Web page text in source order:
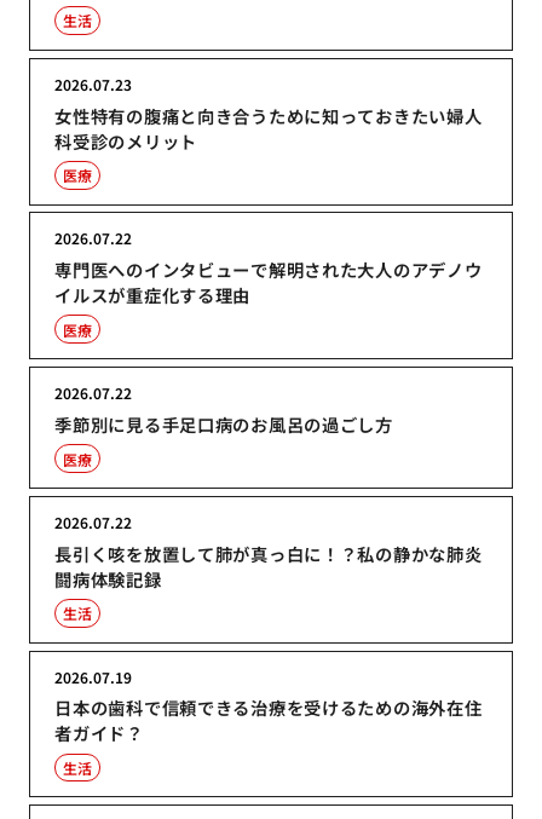
生活
女性特有の腹痛と向き合うために知っておきたい婦人
科受診のメリット
2026.07.23
医療
専門医へのインタビューで解明された大人のアデノウ
イルスが重症化する理由
2026.07.22
医療
季節別に見る手足口病のお風呂の過ごし方
2026.07.22
医療
長引く咳を放置して肺が真っ白に！？私の静かな肺炎
闘病体験記録
2026.07.22
生活
日本の歯科で信頼できる治療を受けるための海外在住
者ガイド？
2026.07.19
生活